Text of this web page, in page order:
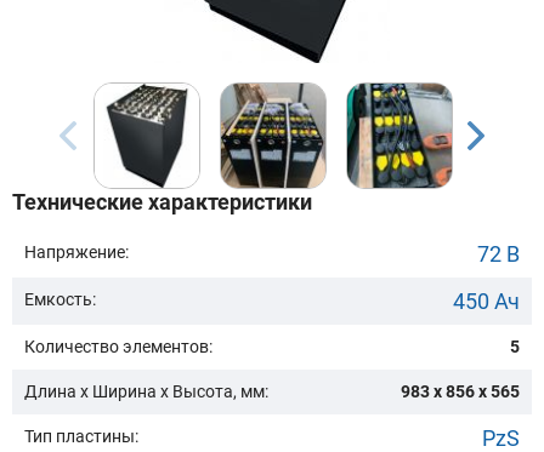
Модель:
Сначала выберите бренд
Очистить подбор
Технические характеристики
Напряжение: 72 В
Емкость: 450 Ач
Количество элементов: 5
Длина х Ширина х Высота, мм: 983 x 856 x 565
Тип пластины: PzS